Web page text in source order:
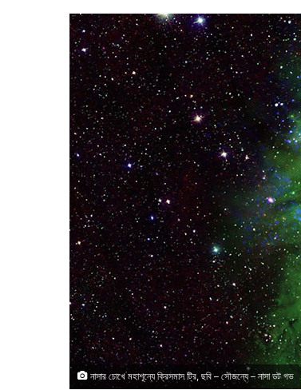
নাসার চোখে মহাশূন্যে ক্রিসমাস ট্রি, ছবি – সৌজন্যে – নাসা ডট গভ